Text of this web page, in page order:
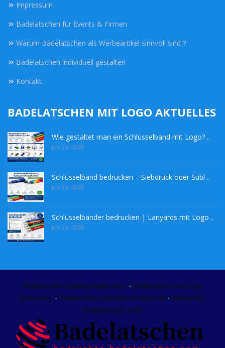
Impressum
Badelatschen für Events & Firmen
Warum Badelatschen als Werbeartikel sinnvoll sind？
Badelatschen individuell gestalten
Kontakt
BADELATSCHEN MIT LOGO AKTUELLES
Wie gestaltet man ein Schlüsselband mit Logo? ..
Jun 24 - 2026
Schlüsselband bedrucken – Siebdruck oder Subl ..
Jun 24 - 2026
Schlüsselbänder bedrucken | Lanyards mit Logo ..
Jun 24 - 2026
Badelatschen günstig bedrucken - Badeschuhe mit Logo
bedrucken - Badelatschen individuell bedruckt - bedruckte-
badelatschen.com